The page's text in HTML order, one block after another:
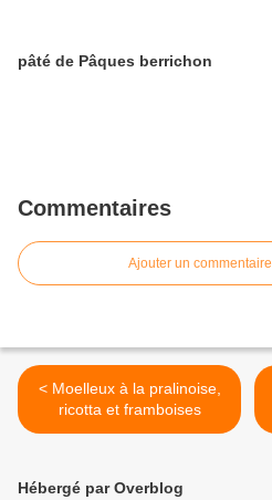
pâté de Pâques berrichon
Commentaires
Ajouter un commentaire
< Moelleux à la pralinoise,
ricotta et framboises
Hébergé par Overblog